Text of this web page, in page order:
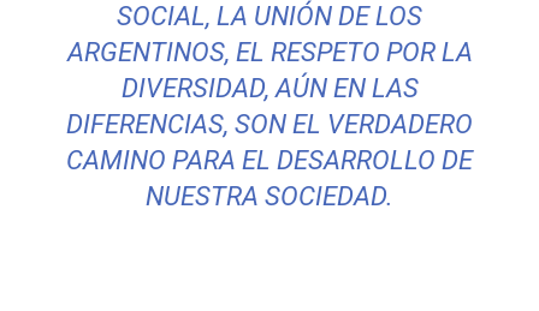
SOCIAL, LA UNIÓN DE LOS
ARGENTINOS, EL RESPETO POR LA
DIVERSIDAD, AÚN EN LAS
DIFERENCIAS, SON EL VERDADERO
CAMINO PARA EL DESARROLLO DE
NUESTRA SOCIEDAD.